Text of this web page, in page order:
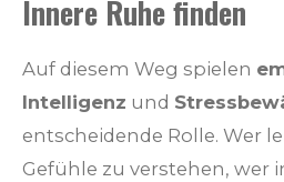
Innere Ruhe finden
Auf diesem Weg spielen
Intelligenz und
entscheidende Rolle. Wer
Gefühle zu verstehen, wer